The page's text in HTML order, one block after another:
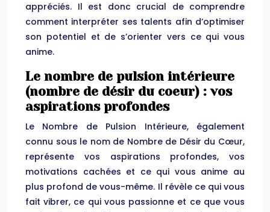
appréciés. Il est donc crucial de comprendre
comment interpréter ses talents afin d’optimiser
son potentiel et de s’orienter vers ce qui vous
anime.
Le nombre de pulsion intérieure
(nombre de désir du coeur) : vos
aspirations profondes
Le Nombre de Pulsion Intérieure, également
connu sous le nom de Nombre de Désir du Cœur,
représente vos aspirations profondes, vos
motivations cachées et ce qui vous anime au
plus profond de vous-même. Il révèle ce qui vous
fait vibrer, ce qui vous passionne et ce que vous